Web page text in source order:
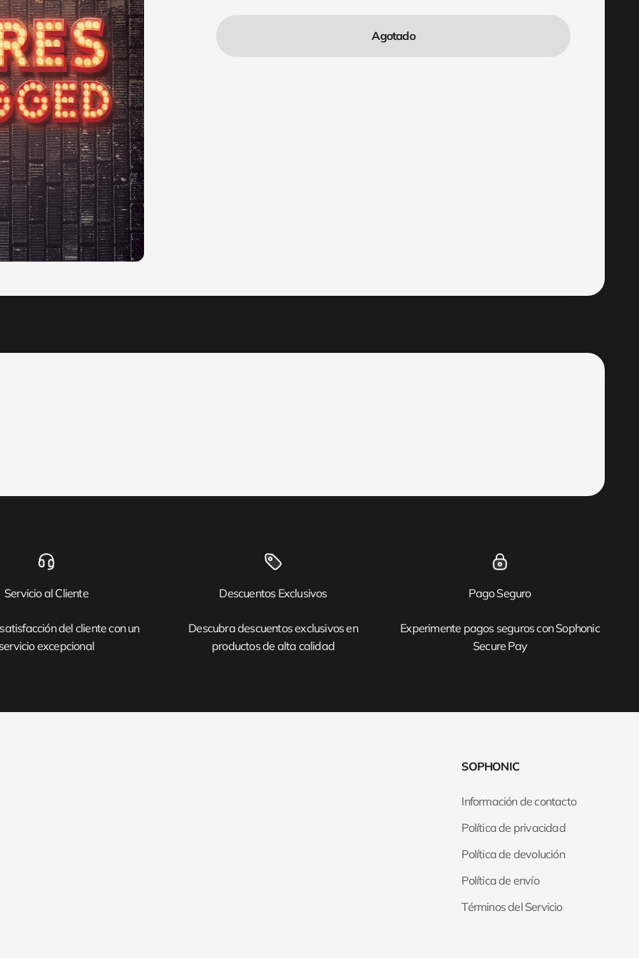
Agotado
Servicio al Cliente
del cliente con un
excepcional
Descuentos Exclusivos
Descubra descuentos exclusivos en
productos de alta calidad
Pago Seguro
Experimente pagos seguros con Sophonic
Secure Pay
SOPHONIC
Información de contacto
Política de privacidad
Política de devolución
Política de envío
Términos del Servicio